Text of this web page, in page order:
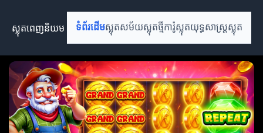
ស្លុតពេញនិយម ទំព័រដើមស្លុតសម័យស្លុតថ្មីការ៉ូស្លុតយុទ្ធសាស្ត្រស្លុត